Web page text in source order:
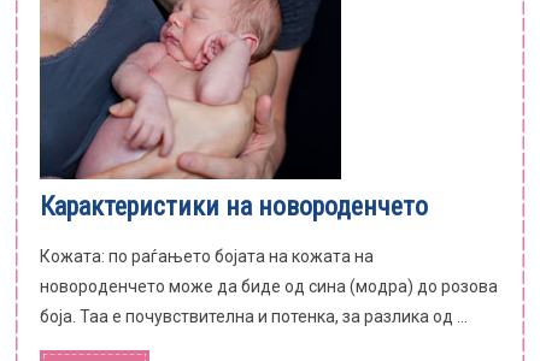
Карактеристики на новороденчето
Кожата: по раѓањето бојата на кожата на
новороденчето може да биде од сина (модра) до розова
боја. Таа е почувствителна и потенка, за разлика од ...